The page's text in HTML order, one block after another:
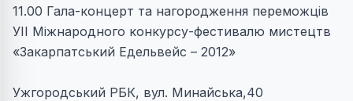
11.00 Гала-концерт та нагородження переможців
УІІ Міжнародного конкурсу-фестивалю мистецтв
«Закарпатський Едельвейс – 2012»
Ужгородський РБК, вул. Минайська,40